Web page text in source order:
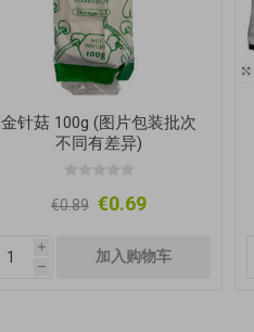
金针菇 100g (图片包装批次
不同有差异)
€0.89 €0.69
i
h